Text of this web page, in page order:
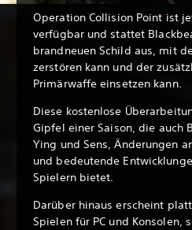
Operation Collision Point ist
verfügbar und stattet
brandneuen Schild aus, mit
zerstören kann und der
Primärwaffe einsetzen kann.
Diese kostenlose
Gipfel einer Saison, die auch
Ying und Sens, Änderungen
und bedeutende
Spielern bietet.
Darüber hinaus erscheint
Spielen für PC und Konsolen,